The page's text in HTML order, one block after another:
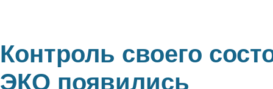
Контроль своего
ЭКО появились